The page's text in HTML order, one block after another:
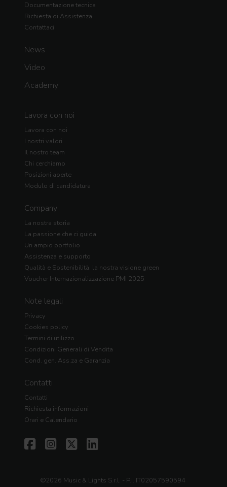
Documentazione tecnica
Richiesta di Assistenza
Contattaci
News
Video
Academy
Lavora con noi
Lavora con noi
I nostri valori
Il nostro team
Chi cerchiamo
Posizioni aperte
Modulo di candidatura
Company
La nostra storia
La passione che ci guida
Un ampio portfolio
Assistenza e supporto
Qualità e Sostenibilità: la nostra visione green
Voucher Internazionalizzazione PMI 2025
Note legali
Privacy
Cookies policy
Termini di utilizzo
Condizioni Generali di Vendita
Cond. gen. Ass.za e Garanzia
Contatti
Contatti
Richiesta informazioni
Orari e Calendario
©2026 Music & Lights S.r.l. - P.I. IT02057590594